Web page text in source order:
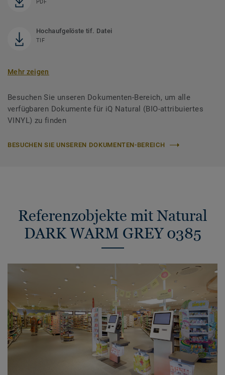
PDF
Hochaufgelöste tif. Datei
TIF
Mehr zeigen
Besuchen Sie unseren Dokumenten-Bereich, um alle
verfügbaren Dokumente für iQ Natural (BIO-attribuiertes
VINYL) zu finden
BESUCHEN SIE UNSEREN DOKUMENTEN-BEREICH
Referenzobjekte mit Natural
DARK WARM GREY 0385